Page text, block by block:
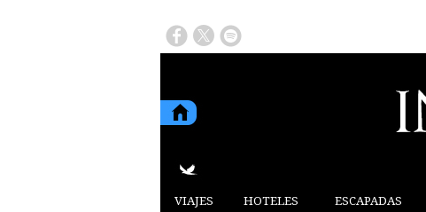
VIAJES HOTELES ESCAPADAS